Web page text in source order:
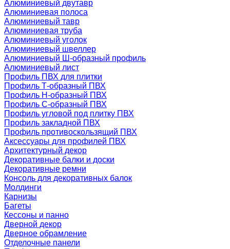
Алюминиевый двутавр
Алюминиевая полоса
Алюминиевый тавр
Алюминиевая труба
Алюминиевый уголок
Алюминиевый швеллер
Алюминиевый Ш-образный профиль
Алюминиевый лист
Профиль ПВХ для плитки
Профиль Т-образный ПВХ
Профиль H-образный ПВХ
Профиль C-образный ПВХ
Профиль угловой под плитку ПВХ
Профиль закладной ПВХ
Профиль противоскользящий ПВХ
Аксессуары для профилей ПВХ
Архитектурный декор
Декоративные балки и доски
Декоративные ремни
Консоль для декоративных балок
Молдинги
Карнизы
Багеты
Кессоны и панно
Дверной декор
Дверное обрамление
Отделочные панели